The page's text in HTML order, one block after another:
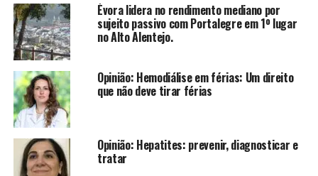
Évora lidera no rendimento mediano por
sujeito passivo com Portalegre em 1º lugar
no Alto Alentejo.
Opinião: Hemodiálise em férias: Um direito
que não deve tirar férias
Opinião: Hepatites: prevenir, diagnosticar e
tratar